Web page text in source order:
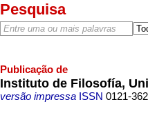
Pesquisa
Publicação de
Instituto de Filosofía,
versão impressaISSN 0121-